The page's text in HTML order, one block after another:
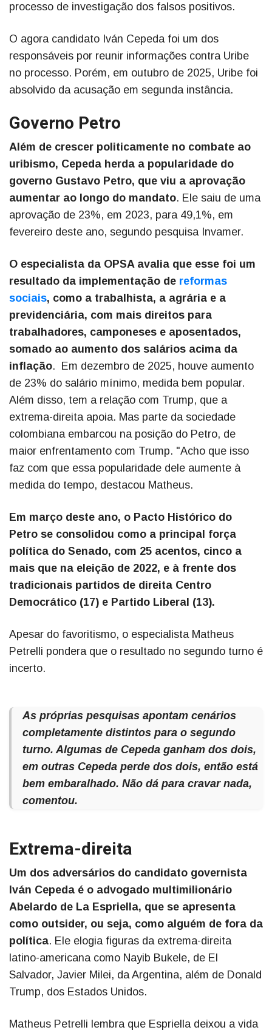
processo de investigação dos falsos positivos.
O agora candidato Iván Cepeda foi um dos
responsáveis por reunir informações contra Uribe
no processo. Porém, em outubro de 2025, Uribe foi
absolvido da acusação em segunda instância.
Governo Petro
Além de crescer politicamente no combate ao
uribismo, Cepeda herda a popularidade do
governo Gustavo Petro, que viu a aprovação
aumentar ao longo do mandato. Ele saiu de uma
aprovação de 23%, em 2023, para 49,1%, em
fevereiro deste ano, segundo pesquisa Invamer.
O especialista da OPSA avalia que esse foi um
resultado da implementação de reformas
sociais, como a trabalhista, a agrária e a
previdenciária, com mais direitos para
trabalhadores, camponeses e aposentados,
somado ao aumento dos salários acima da
inflação. Em dezembro de 2025, houve aumento
de 23% do salário mínimo, medida bem popular.
Além disso, tem a relação com Trump, que a
extrema-direita apoia. Mas parte da sociedade
colombiana embarcou na posição do Petro, de
maior enfrentamento com Trump. "Acho que isso
faz com que essa popularidade dele aumente à
medida do tempo, destacou Matheus.
Em março deste ano, o Pacto Histórico do
Petro se consolidou como a principal força
política do Senado, com 25 acentos, cinco a
mais que na eleição de 2022, e à frente dos
tradicionais partidos de direita Centro
Democrático (17) e Partido Liberal (13).
Apesar do favoritismo, o especialista Matheus
Petrelli pondera que o resultado no segundo turno é
incerto.
As próprias pesquisas apontam cenários
completamente distintos para o segundo
turno. Algumas de Cepeda ganham dos dois,
em outras Cepeda perde dos dois, então está
bem embaralhado. Não dá para cravar nada,
comentou.
Extrema-direita
Um dos adversários do candidato governista
Iván Cepeda é o advogado multimilionário
Abelardo de La Espriella, que se apresenta
como outsider, ou seja, como alguém de fora da
política. Ele elogia figuras da extrema-direita
latino-americana como Nayib Bukele, de El
Salvador, Javier Milei, da Argentina, além de Donald
Trump, dos Estados Unidos.
Matheus Petrelli lembra que Espriella deixou a vida